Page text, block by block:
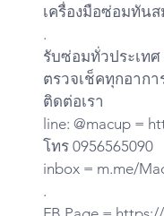
เครื่องมือซ่อมทัน
.
รับซ่อมทั่วประเท
ตรวจเช็คทุกอาก
ติดต่อเรา
line: @macup =
โทร 0956565090
inbox = m.me/
.